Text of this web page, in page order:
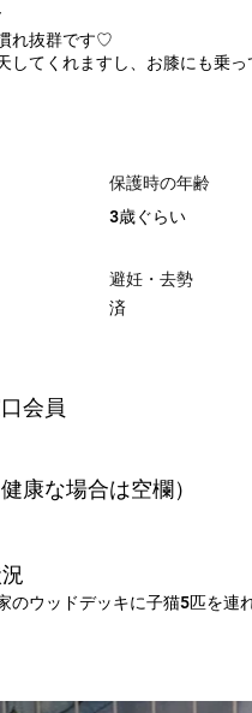
れ抜群です♡
してくれますし、お膝にも乗
保護時の年齢
3歳ぐらい
避妊・去勢
済
会員
康な場合は空欄）
のウッドデッキに子猫5匹を連